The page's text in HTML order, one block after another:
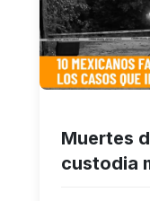
Muertes
custodia